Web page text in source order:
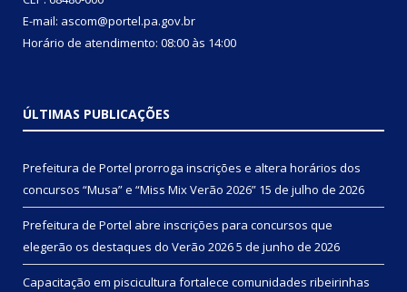
E-mail: ascom@portel.pa.gov.br
Horário de atendimento: 08:00 às 14:00
ÚLTIMAS PUBLICAÇÕES
Prefeitura de Portel prorroga inscrições e altera horários dos
concursos “Musa” e “Miss Mix Verão 2026” 15 de julho de 2026
Prefeitura de Portel abre inscrições para concursos que
elegerão os destaques do Verão 20265 de junho de 2026
Capacitação em piscicultura fortalece comunidades ribeirinhas